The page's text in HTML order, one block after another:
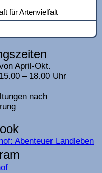
für Artenvielfalt
April-Okt.
– 18.00 Uhr
nach
Abenteuer Landleben